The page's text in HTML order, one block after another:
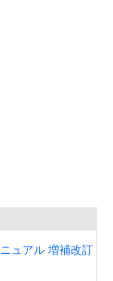
ュアル 増補改訂